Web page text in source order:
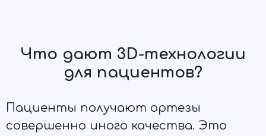
Что дают 3D-технологии
для пациентов?
Пациенты получают ортезы
совершенно иного качества. Это